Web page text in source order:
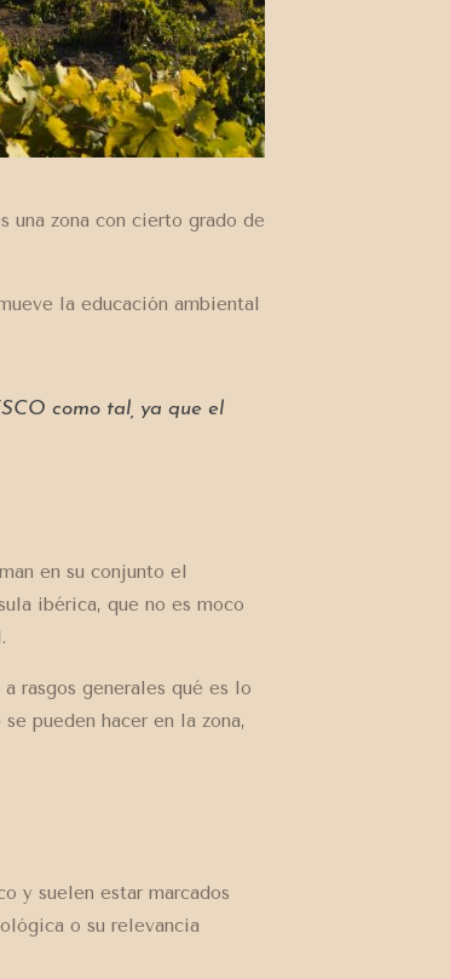
zona con cierto grado de
la educación ambiental
como tal, ya que el
en su conjunto el
ibérica, que no es moco
rasgos generales qué es lo
pueden hacer en la zona,
y suelen estar marcados
o su relevancia